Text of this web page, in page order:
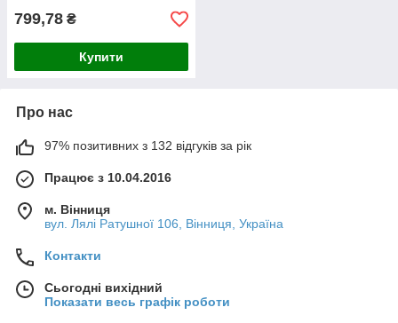
799,78 ₴
Купити
Про нас
97% позитивних з 132 відгуків за рік
Працює з 10.04.2016
м. Вінниця
вул. Лялі Ратушної 106, Вінниця, Україна
Контакти
Сьогодні вихідний
Показати весь графік роботи